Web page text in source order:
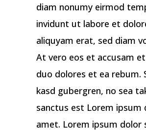
diam nonumy eirmod
invidunt ut labore et
aliquyam erat, sed diam
At vero eos et accusam
duo dolores et ea rebum.
kasd gubergren, no sea
sanctus est Lorem ipsum
amet. Lorem ipsum dolor